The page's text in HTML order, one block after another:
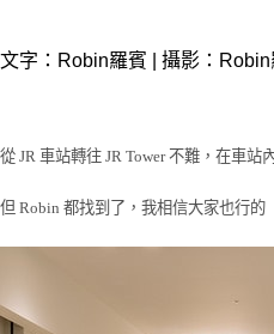
文字：Robin羅賓 | 攝影：Robin
從 JR 車站轉往 JR Tower 不難，在車
但 Robin 都找到了，我相信大家也行的